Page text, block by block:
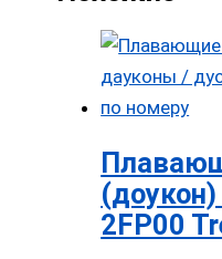
2FP00